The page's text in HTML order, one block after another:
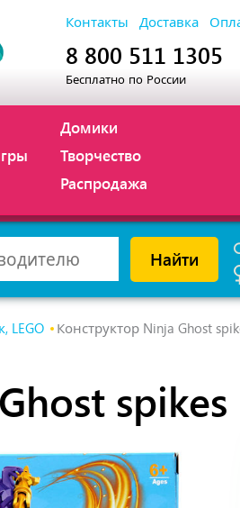
Контакты Доставка
8 800 511 1305
Бесплатно по России
Домики
Творчество
Распродажа
Найти
LEGO Конструктор Ninja Ghost